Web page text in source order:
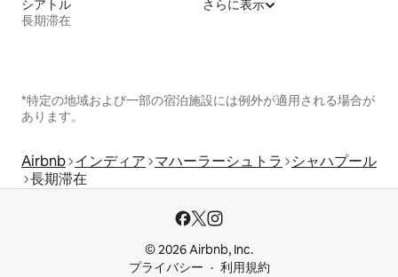
シアトル
長期滞在
さらに表示
*特定の地域および一部の宿泊施設には例外が適用される場合が
あります。
Airbnb インディア マハーラーシュトラ
シャハプール
長期滞在
© 2026 Airbnb, Inc.
プライバシー
利用規約